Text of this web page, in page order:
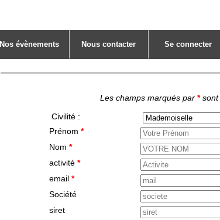
Nos évènements Nous contacter Se connecter
Les champs marqués par *sont
Civilité :
Prénom *
Nom *
activité *
email *
Société
siret